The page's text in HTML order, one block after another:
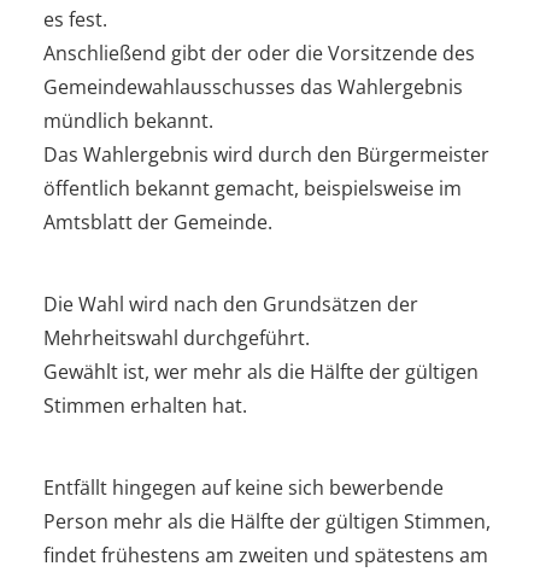
es fest.
Anschließend gibt der oder die Vorsitzende des
Gemeindewahlausschusses das Wahlergebnis
mündlich bekannt.
Das Wahlergebnis wird durch den Bürgermeister
öffentlich bekannt gemacht, beispielsweise im
Amtsblatt der Gemeinde.
Die Wahl wird nach den Grundsätzen der
Mehrheitswahl durchgeführt.
Gewählt ist, wer mehr als die Hälfte der gültigen
Stimmen erhalten hat.
Entfällt hingegen auf keine sich bewerbende
Person mehr als die Hälfte der gültigen Stimmen,
findet frühestens am zweiten und spätestens am